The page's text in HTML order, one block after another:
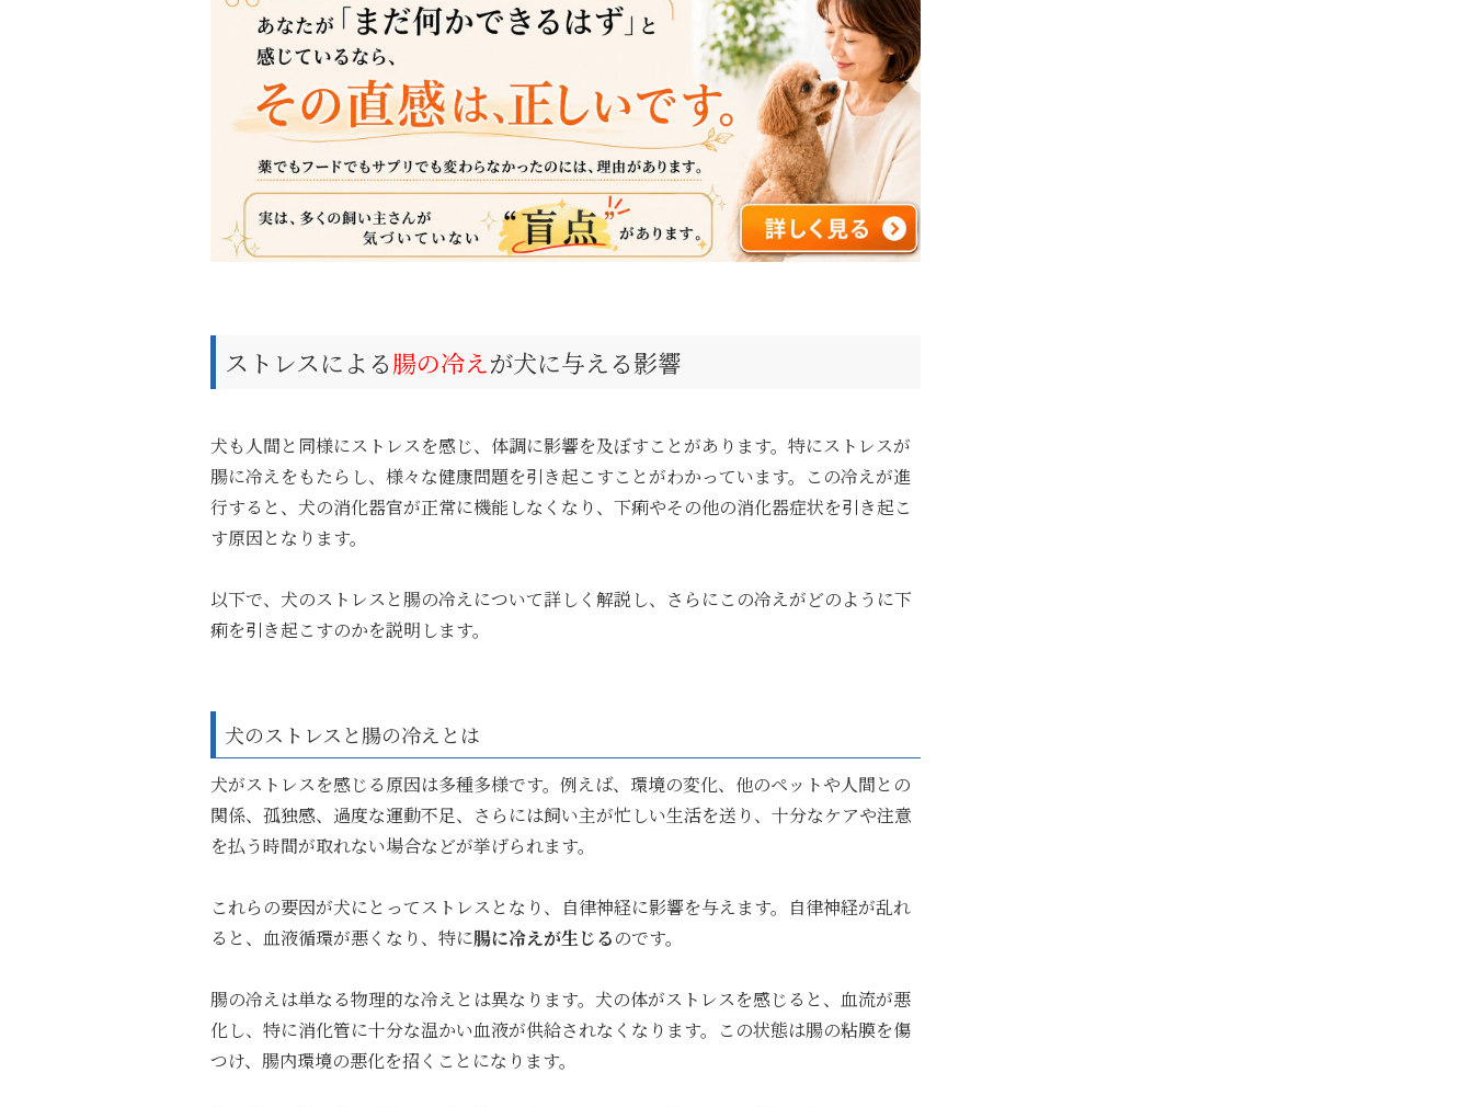
ストレスによる腸の冷えが犬に与える影響
犬も人間と同様にストレスを感じ、体調に影響を及ぼすことがあります。特にストレスが
腸に冷えをもたらし、様々な健康問題を引き起こすことがわかっています。この冷えが進
行すると、犬の消化器官が正常に機能しなくなり、下痢やその他の消化器症状を引き起こ
す原因となります。
以下で、犬のストレスと腸の冷えについて詳しく解説し、さらにこの冷えがどのように下
痢を引き起こすのかを説明します。
犬のストレスと腸の冷えとは
犬がストレスを感じる原因は多種多様です。例えば、環境の変化、他のペットや人間との
関係、孤独感、過度な運動不足、さらには飼い主が忙しい生活を送り、十分なケアや注意
を払う時間が取れない場合などが挙げられます。
これらの要因が犬にとってストレスとなり、自律神経に影響を与えます。自律神経が乱れ
ると、血液循環が悪くなり、特に腸に冷えが生じるのです。
腸の冷えは単なる物理的な冷えとは異なります。犬の体がストレスを感じると、血流が悪
化し、特に消化管に十分な温かい血液が供給されなくなります。この状態は腸の粘膜を傷
つけ、腸内環境の悪化を招くことになります。